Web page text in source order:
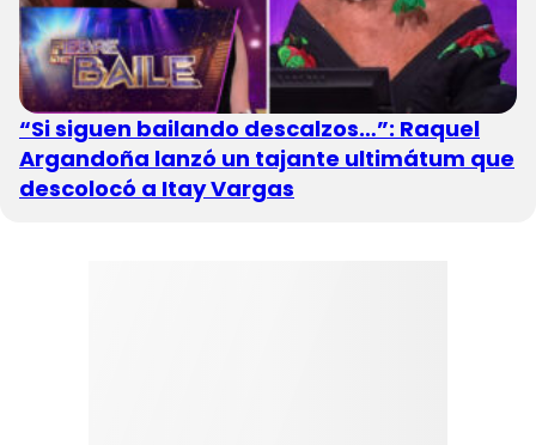
“Si siguen bailando descalzos…”: Raquel
Argandoña lanzó un tajante ultimátum que
descolocó a Itay Vargas